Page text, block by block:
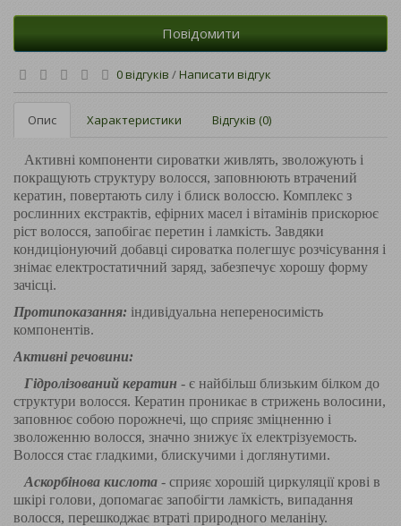
Повідомити
0 відгуків /Написати відгук
Опис Характеристики Відгуків (0)
Активні компоненти сироватки живлять, зволожують і
покращують структуру волосся, заповнюють втрачений
кератин, повертають силу і блиск волоссю. Комплекс з
рослинних екстрактів, ефірних масел і вітамінів прискорює
ріст волосся, запобігає перетин і ламкість. Завдяки
кондиціонуючий добавці сироватка полегшує розчісування і
знімає електростатичний заряд, забезпечує хорошу форму
зачісці.
Протипоказання: індивідуальна непереносимість
компонентів.
Активні речовини:
Гідролізований кератин - є найбільш близьким білком до
структури волосся. Кератин проникає в стрижень волосини,
заповнює собою порожнечі, що сприяє зміцненню і
зволоженню волосся, значно знижує їх електрізуемость.
Волосся стає гладкими, блискучими і доглянутими.
Аскорбінова кислота - сприяє хорошій циркуляції крові в
шкірі голови, допомагає запобігти ламкість, випадання
волосся, перешкоджає втраті природного меланіну.